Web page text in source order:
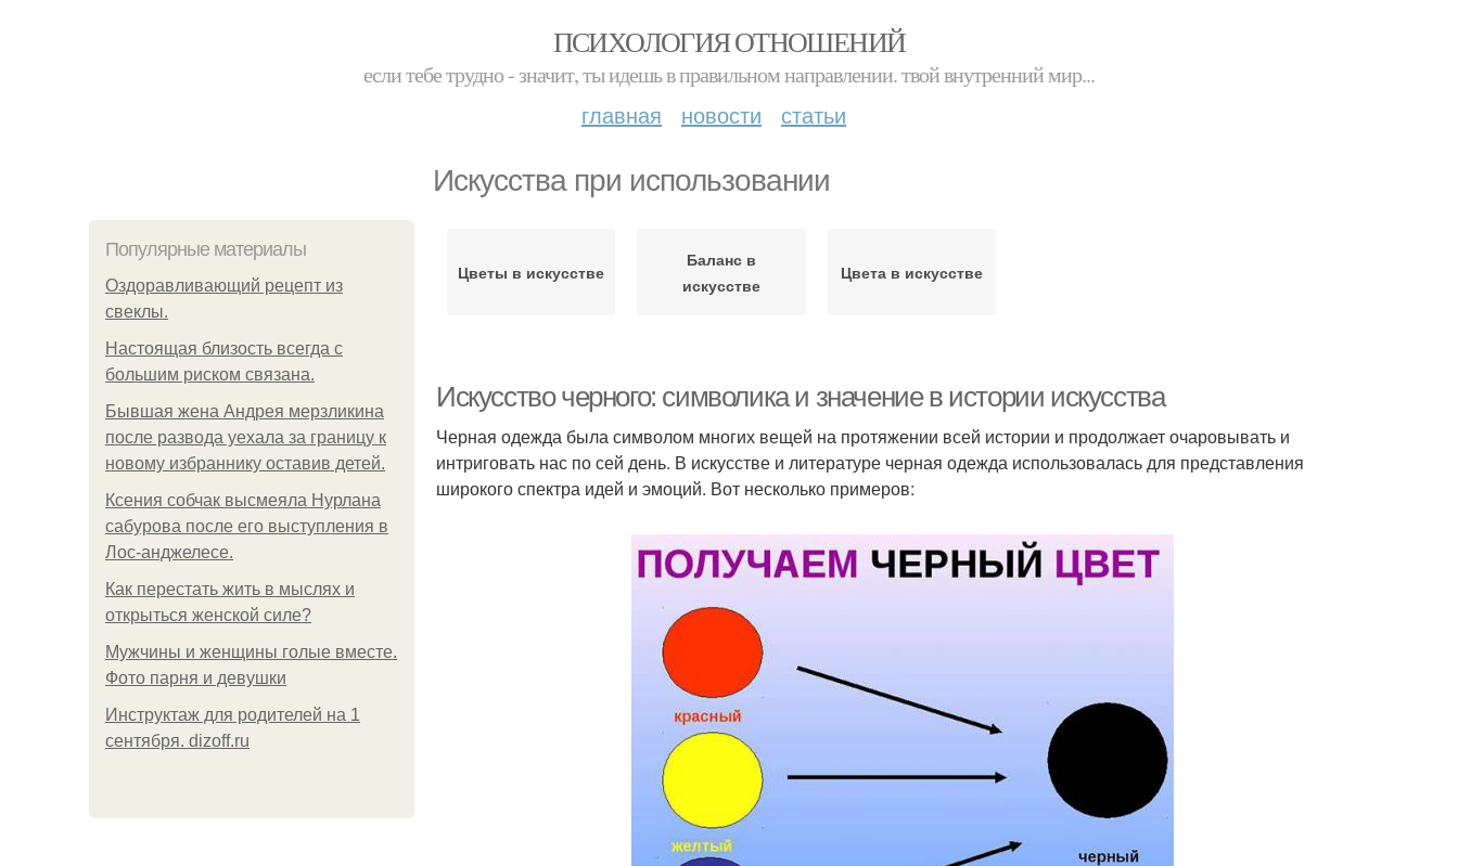
ПСИХОЛОГИЯ ОТНОШЕНИЙ
если тебе трудно - значит, ты идешь в правильном направлении. твой внутренний мир...
главная новости статьи
Искусства при использовании
Популярные материалы
Оздоравливающий рецепт из
свеклы.
Hacтоящая близость всегда с
большим риском связана.
Бывшая жена Андрея мерзликина
после развода уехала за границу к
новому избраннику оставив детей.
Ксения собчак высмеяла Нурлана
сабурова после его выступления в
Лос-анджелесе.
Как перестать жить в мыслях и
открыться женской силе?
Мужчины и женщины голые вместе.
Фото парня и девушки
Инструктаж для родителей на 1
сентября. dizoff.ru
Цветы в искусстве
Баланс в
искусстве
Цвета в искусстве
Искусство черного: символика и значение в истории искусства
Черная одежда была символом многих вещей на протяжении всей истории и продолжает очаровывать и
интриговать нас по сей день. В искусстве и литературе черная одежда использовалась для представления
широкого спектра идей и эмоций. Вот несколько примеров: